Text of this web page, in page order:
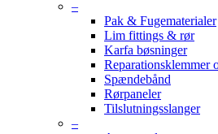
–
Pak & Fugematerialer
Lim fittings & rør
Karfa bøsninger
Reparationsklemmer
Spændebånd
Rørpaneler
Tilslutningsslanger
–